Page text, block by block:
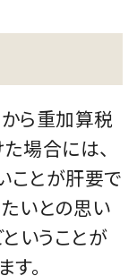
ら重加算税
場合には、
ことが肝要で
いとの思い
いうことが
。